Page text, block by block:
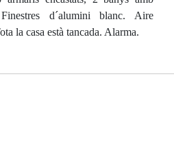
d´alumini blanc. Aire
la casa està tancada. Alarma.